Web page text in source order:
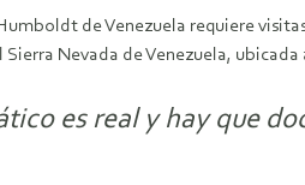
de Venezuela requiere
Nevada de Venezuela,
es real y hay que